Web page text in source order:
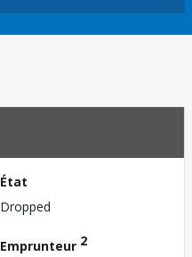
État
Dropped
Emprunteur 2